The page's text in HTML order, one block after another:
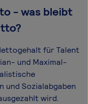
- was bleibt
für Talent
und Maximal­
und Sozialabgaben
wird.